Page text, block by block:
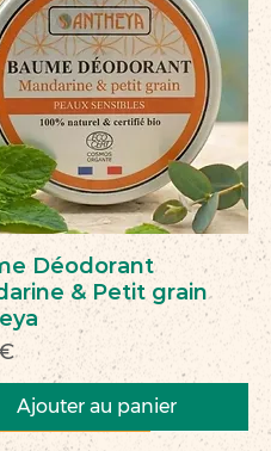
Déodorant
& Petit grain
Ajouter au panier
équitable